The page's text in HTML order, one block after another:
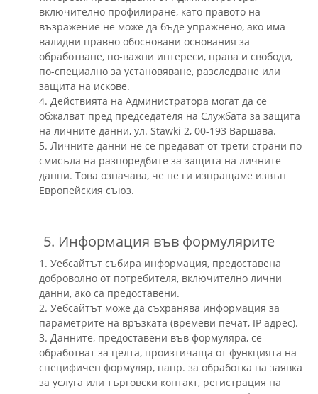
включително профилиране, като правото на
възражение не може да бъде упражнено, ако има
валидни правно обосновани основания за
обработване, по-важни интереси, права и свободи,
по-специално за установяване, разследване или
защита на искове.
4. Действията на Администратора могат да се
обжалват пред председателя на Службата за защита
на личните данни, ул. Stawki 2, 00-193 Варшава.
5. Личните данни не се предават от трети страни по
смисъла на разпоредбите за защита на личните
данни. Това означава, че не ги изпращаме извън
Европейския съюз.
5. Информация във формулярите
1. Уебсайтът събира информация, предоставена
доброволно от потребителя, включително лични
данни, ако са предоставени.
2. Уебсайтът може да съхранява информация за
параметрите на връзката (времеви печат, IP адрес).
3. Данните, предоставени във формуляра, се
обработват за целта, произтичаща от функцията на
специфичен формуляр, напр. за обработка на заявка
за услуга или търговски контакт, регистрация на